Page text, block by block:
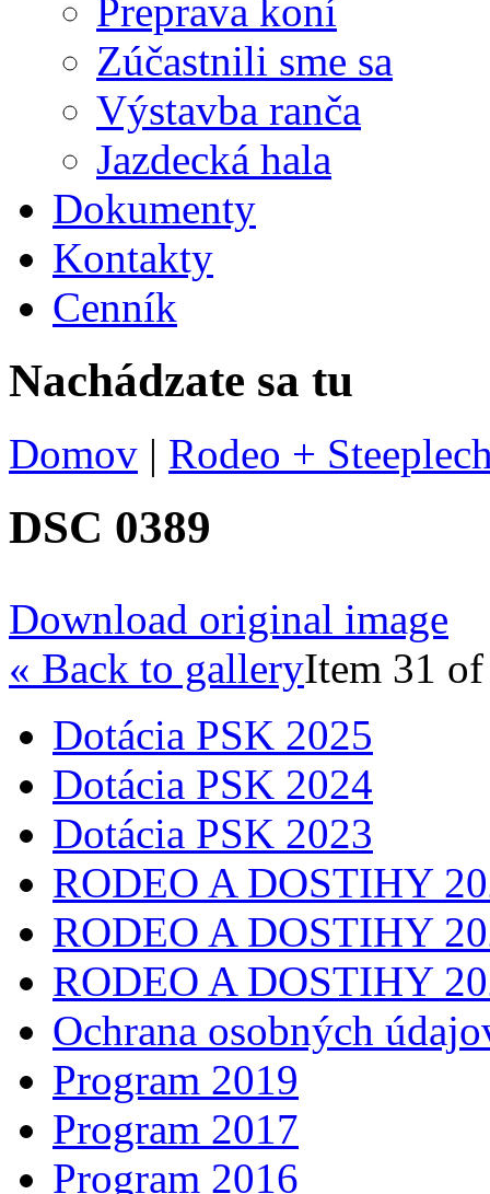
Preprava koní
Zúčastnili sme sa
Výstavba ranča
Jazdecká hala
Dokumenty
Kontakty
Cenník
Nachádzate sa tu
Domov | Rodeo +
DSC 0389
Download original image
« Back to galleryItem 31
Dotácia PSK 2025
Dotácia PSK 2024
Dotácia PSK 2023
RODEO A DOSTIHY
RODEO A DOSTIHY
RODEO A DOSTIHY
Ochrana osobných
Program 2019
Program 2017
Program 2016